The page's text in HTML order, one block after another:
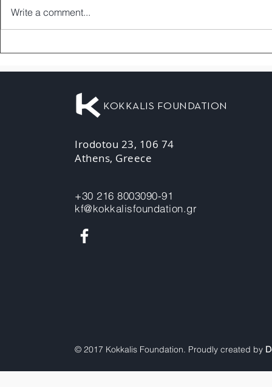
Write a comment...
KOKKALIS FOUNDATION
Irodotou 23, 106 74
Athens, Greece
+30 216 8003090-91
kf@kokkalisfoundation.gr
© 2017 Kokkalis Foundation. Proudly created by